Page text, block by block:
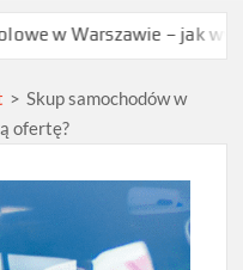
– jak wybrać
> Skup samochodów w
ofertę?